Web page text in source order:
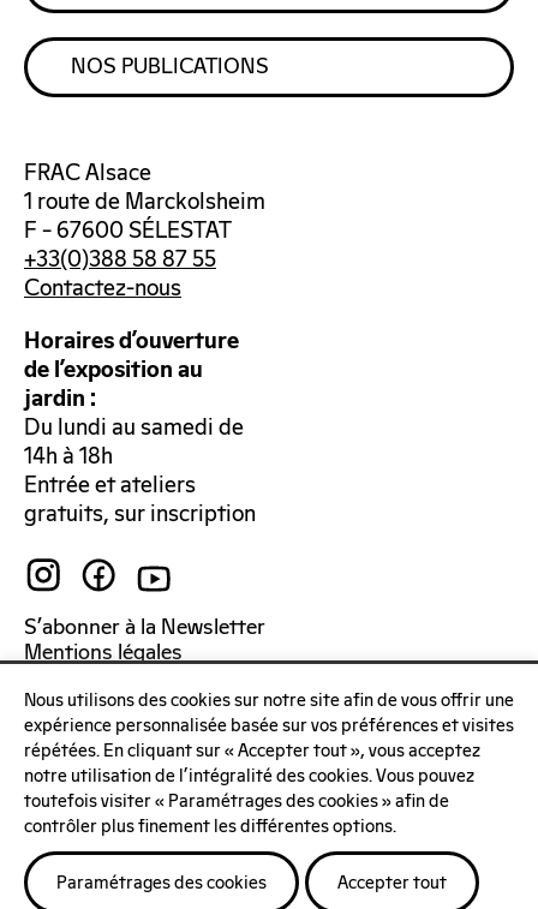
NOS PUBLICATIONS
FRAC Alsace
1 route de Marckolsheim
F – 67600 SÉLESTAT
+33(0)388 58 87 55
Contactez-nous
Horaires d’ouverture
de l’exposition au
jardin :
Du lundi au samedi de
14h à 18h
Entrée et ateliers
gratuits, sur inscription
S’abonner à la Newsletter
Mentions légales
Nous utilisons des cookies sur notre site afin de vous offrir une
expérience personnalisée basée sur vos préférences et visites
répétées. En cliquant sur « Accepter tout », vous acceptez
notre utilisation de l'intégralité des cookies. Vous pouvez
toutefois visiter « Paramétrages des cookies » afin de
contrôler plus finement les différentes options.
Paramétrages des cookies Accepter tout